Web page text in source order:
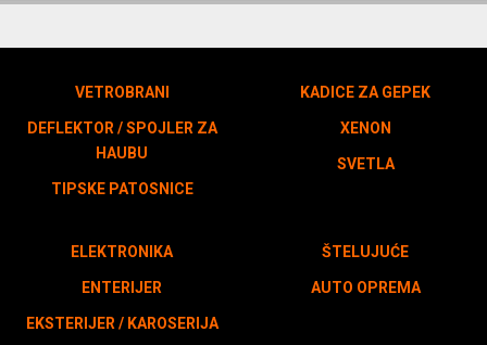
VETROBRANI
DEFLEKTOR / SPOJLER ZA
HAUBU
TIPSKE PATOSNICE
KADICE ZA GEPEK
XENON
SVETLA
ELEKTRONIKA
ENTERIJER
EKSTERIJER / KAROSERIJA
ŠTELUJUĆE
AUTO OPREMA